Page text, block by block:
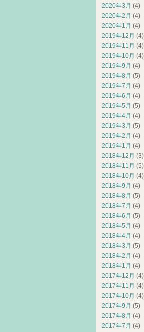
2020年3月 (4)
2020年2月 (4)
2020年1月 (4)
2019年12月 (4)
2019年11月 (4)
2019年10月 (4)
2019年9月 (4)
2019年8月 (5)
2019年7月 (4)
2019年6月 (4)
2019年5月 (5)
2019年4月 (4)
2019年3月 (5)
2019年2月 (4)
2019年1月 (4)
2018年12月 (3)
2018年11月 (5)
2018年10月 (4)
2018年9月 (4)
2018年8月 (5)
2018年7月 (4)
2018年6月 (5)
2018年5月 (4)
2018年4月 (4)
2018年3月 (5)
2018年2月 (4)
2018年1月 (4)
2017年12月 (4)
2017年11月 (4)
2017年10月 (4)
2017年9月 (5)
2017年8月 (4)
2017年7月 (4)